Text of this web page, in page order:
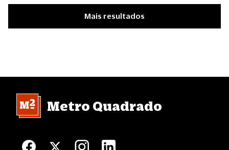
Mais resultados
Metro Quadrado